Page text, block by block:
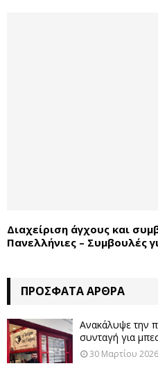
Διαχείριση άγχους και
Πανελλήνιες – Συμβουλές
ΠΡΌΣΦΑΤΑ ΆΡΘΡΑ
Ανακάλυψε την
συνταγή για
30 Μαρτίου 2026